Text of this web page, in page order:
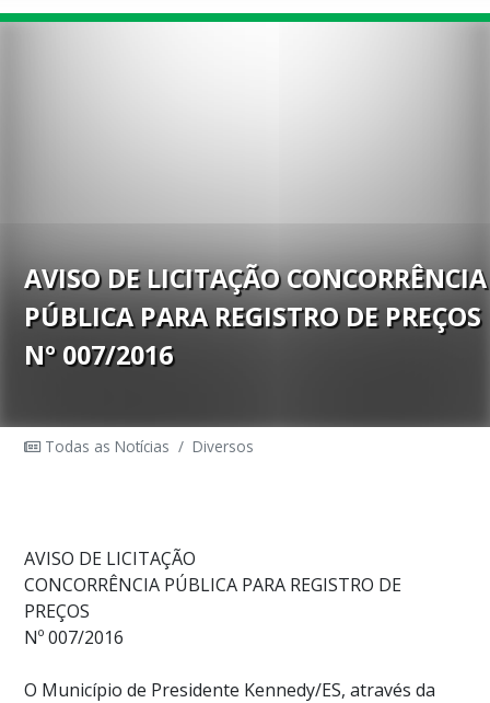
AVISO DE LICITAÇÃO CONCORRÊNCIA
PÚBLICA PARA REGISTRO DE PREÇOS
Nº 007/2016
Todas as Notícias / Diversos
AVISO DE LICITAÇÃO
CONCORRÊNCIA PÚBLICA PARA REGISTRO DE
PREÇOS
Nº 007/2016
O Município de Presidente Kennedy/ES, através da